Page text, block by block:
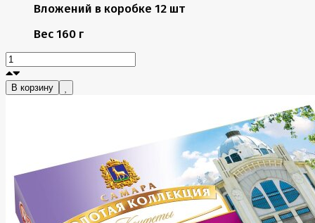
Вложений в коробке 12 шт
Вес 160 г
В корзину